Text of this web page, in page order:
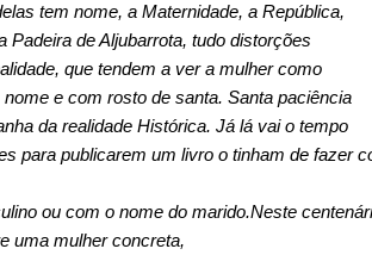
tem nome, a Maternidade, a República,
Padeira de Aljubarrota, tudo distorções
que tendem a ver a mulher como
e com rosto de santa. Santa paciência
da realidade Histórica. Já lá vai o tempo
para publicarem um livro o tinham de fazer
ou com o nome do marido.Neste
uma mulher concreta,